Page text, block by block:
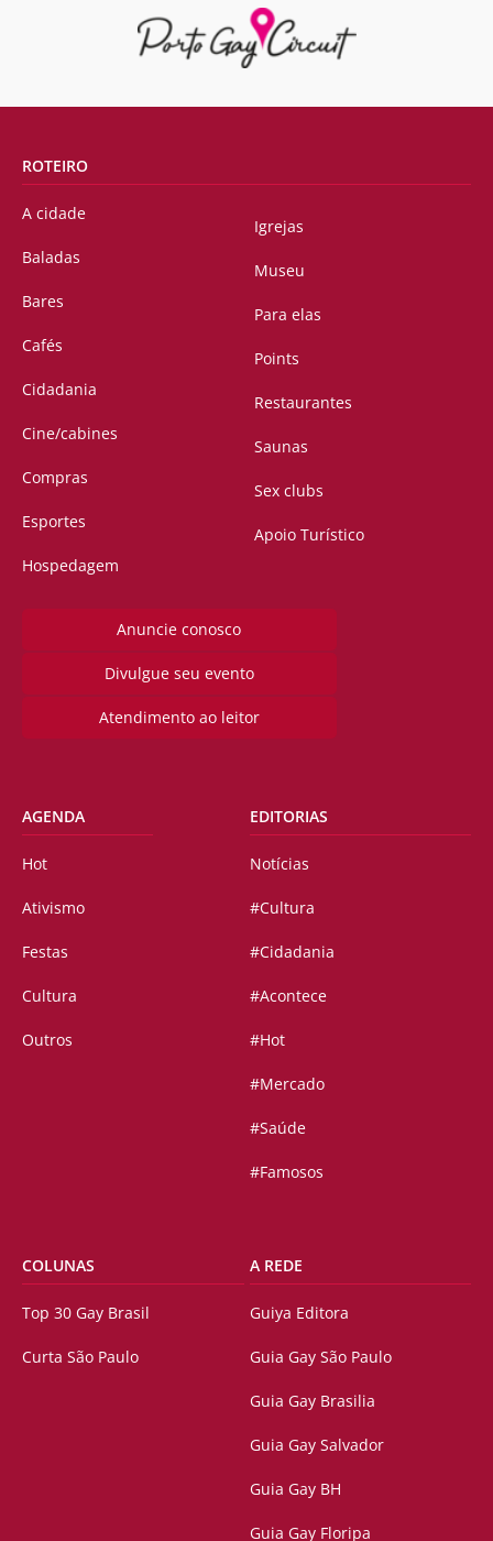
ROTEIRO
A cidade
Baladas
Bares
Cafés
Cidadania
Cine/cabines
Compras
Esportes
Hospedagem
Igrejas
Museu
Para elas
Points
Restaurantes
Saunas
Sex clubs
Apoio Turístico
Anuncie conosco
Divulgue seu evento
Atendimento ao leitor
AGENDA
Hot
Ativismo
Festas
Cultura
Outros
EDITORIAS
Notícias
#Cultura
#Cidadania
#Acontece
#Hot
#Mercado
#Saúde
#Famosos
COLUNAS
Top 30 Gay Brasil
Curta São Paulo
A REDE
Guiya Editora
Guia Gay São Paulo
Guia Gay Brasilia
Guia Gay Salvador
Guia Gay BH
Guia Gay Floripa